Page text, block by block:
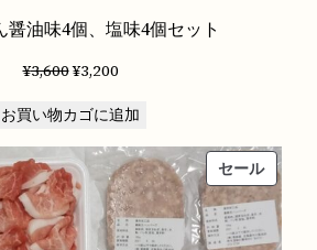
醤油味4個、塩味4個セット
¥3,600元
価
格
は
¥3,600
で
¥3,200現
の
価
格
は
¥3,200
お買い物カゴに追加
セール販
売
中
の